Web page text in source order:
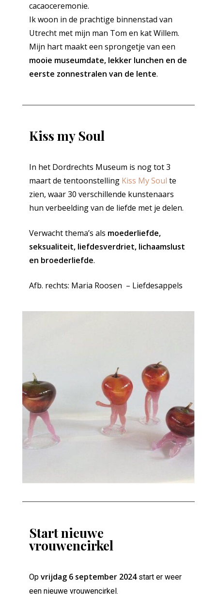
cacaoceremonie.
Ik woon in de prachtige binnenstad van
Utrecht met mijn man Tom en kat Willem.
Mijn hart maakt een sprongetje van een
mooie museumdate, lekker lunchen en de
eerste zonnestralen van de lente.
Kiss my Soul
In het Dordrechts Museum is nog tot 3
maart de tentoonstelling Kiss My Soul te
zien, waar 30 verschillende kunstenaars
hun verbeelding van de liefde met je delen.
Verwacht thema’s als moederliefde,
seksualiteit, liefdesverdriet, lichaamslust
en broederliefde.
Afb. rechts: Maria Roosen – Liefdesappels
Start nieuwe
vrouwencirkel
Op vrijdag 6 september 2024 start er weer
een nieuwe vrouwencirkel.